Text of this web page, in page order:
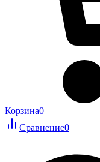
Корзина0
Сравнение0